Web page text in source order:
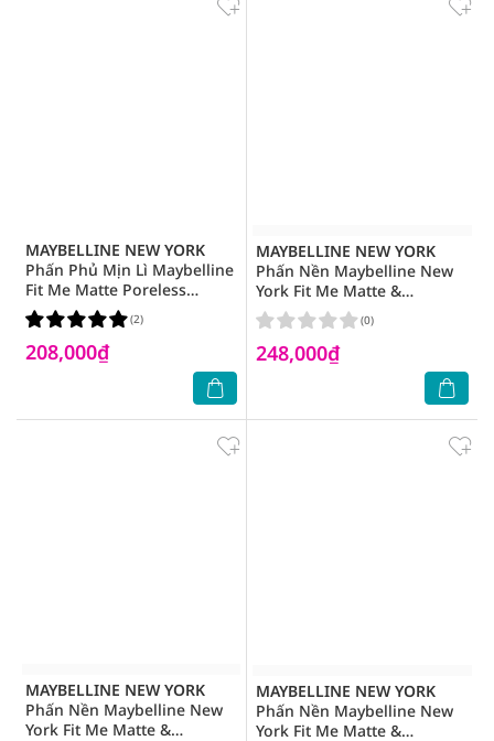
MAYBELLINE NEW YORK
Phấn Phủ Mịn Lì Maybelline
Fit Me Matte Poreless
Powder SPF28 PA+++ 6g
.#109 Light Ivory Tông Sáng
208,000₫
(2)
MAYBELLINE NEW YORK
Phấn Nền Maybelline New
York Fit Me Matte &
Poreless Powder 8,5g.#120
Classic Ivory
248,000₫
(0)
MAYBELLINE NEW YORK
Phấn Nền Maybelline New
York Fit Me Matte &
MAYBELLINE NEW YORK
Phấn Nền Maybelline New
York Fit Me Matte &